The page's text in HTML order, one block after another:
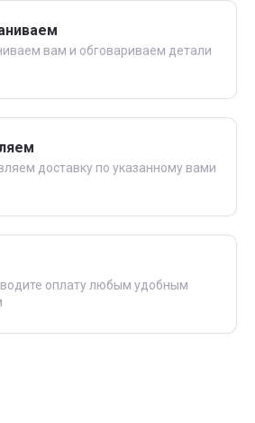
вам и обговариваем детали
доставку по указанному вами
оплату любым удобным